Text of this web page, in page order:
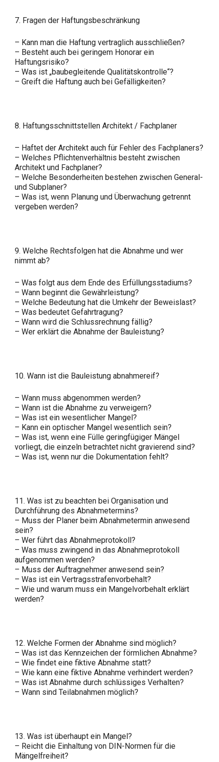
7. Fragen der Haftungsbeschränkung
– Kann man die Haftung vertraglich ausschließen?
– Besteht auch bei geringem Honorar ein
Haftungsrisiko?
– Was ist „baubegleitende Qualitätskontrolle“?
– Greift die Haftung auch bei Gefälligkeiten?
8. Haftungsschnittstellen Architekt / Fachplaner
– Haftet der Architekt auch für Fehler des Fachplaners?
– Welches Pflichtenverhältnis besteht zwischen
Architekt und Fachplaner?
– Welche Besonderheiten bestehen zwischen General-
und Subplaner?
– Was ist, wenn Planung und Überwachung getrennt
vergeben werden?
9. Welche Rechtsfolgen hat die Abnahme und wer
nimmt ab?
– Was folgt aus dem Ende des Erfüllungsstadiums?
– Wann beginnt die Gewährleistung?
– Welche Bedeutung hat die Umkehr der Beweislast?
– Was bedeutet Gefahrtragung?
– Wann wird die Schlussrechnung fällig?
– Wer erklärt die Abnahme der Bauleistung?
10. Wann ist die Bauleistung abnahmereif?
– Wann muss abgenommen werden?
– Wann ist die Abnahme zu verweigern?
– Was ist ein wesentlicher Mangel?
– Kann ein optischer Mangel wesentlich sein?
– Was ist, wenn eine Fülle geringfügiger Mängel
vorliegt, die einzeln betrachtet nicht gravierend sind?
– Was ist, wenn nur die Dokumentation fehlt?
11. Was ist zu beachten bei Organisation und
Durchführung des Abnahmetermins?
– Muss der Planer beim Abnahmetermin anwesend
sein?
– Wer führt das Abnahmeprotokoll?
– Was muss zwingend in das Abnahmeprotokoll
aufgenommen werden?
– Muss der Auftragnehmer anwesend sein?
– Was ist ein Vertragsstrafenvorbehalt?
– Wie und warum muss ein Mangelvorbehalt erklärt
werden?
12. Welche Formen der Abnahme sind möglich?
– Was ist das Kennzeichen der förmlichen Abnahme?
– Wie findet eine fiktive Abnahme statt?
– Wie kann eine fiktive Abnahme verhindert werden?
– Was ist Abnahme durch schlüssiges Verhalten?
– Wann sind Teilabnahmen möglich?
13. Was ist überhaupt ein Mangel?
– Reicht die Einhaltung von DIN-Normen für die
Mängelfreiheit?